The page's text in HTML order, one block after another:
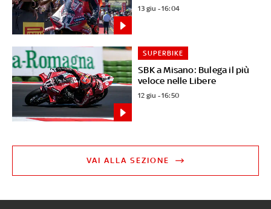
13 giu - 16:04
SBK a Misano: Bulega il più
veloce nelle Libere
SUPERBIKE
12 giu - 16:50
VAI ALLA SEZIONE